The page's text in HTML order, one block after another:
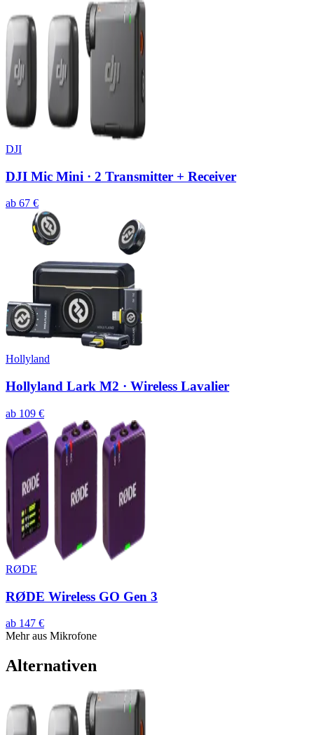
DJI
DJI Mic Mini · 2 Transmitter + Receiver
ab 67 €
Hollyland
Hollyland Lark M2 · Wireless Lavalier
ab 109 €
RØDE
RØDE Wireless GO Gen 3
ab 147 €
Mehr aus Mikrofone
Alternativen